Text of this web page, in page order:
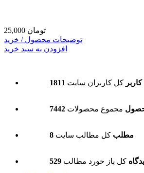
25,000 تومان
توضیحات محصول / خرید
افزودن به سبد خرید
1811 کاربر کل کاربران سایت
محصول مجموع محصولات
8 مطلب کل مطالب سایت
دیدگاه کل باز خورد مطالب